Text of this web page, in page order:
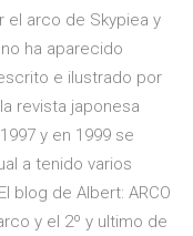
el arco de Skypiea y
ha aparecido
e ilustrado por
revista japonesa
y en 1999 se
a tenido varios
blog de Albert: ARCO
y el 2º y ultimo de